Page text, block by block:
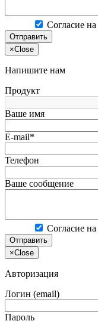
Согласие на
Отправить
×Close
Напишите нам
Продукт
Ваше имя
E-mail*
Телефон
Ваше сообщение
Согласие на
Отправить
×Close
Авторизация
Логин (email)
Пароль